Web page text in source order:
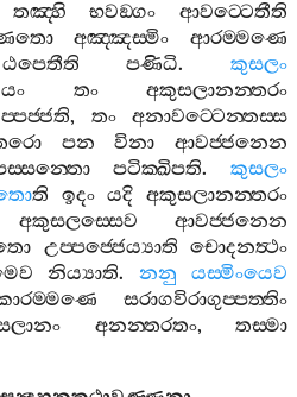
තඤ‍්හි භවඞ‍්ගං
ආවට‍්ටෙතීති
අඤ‍්ඤස‍්මිං
ආරම‍්මණෙ
ඨපෙතීති පණිධි. කුසලං
යං තං
අකුසලානන‍්තරං
, තං
අනාවට‍්ටෙන‍්තස‍්ස
පන විනා
ආවජ‍්ජනෙන
පටික‍්ඛිපති. කුසලං
ති ඉදං යදි අකුසලානන‍්තරං
අකුසලස‍්සෙව
ආවජ‍්ජනෙන
උප‍්පජ‍්ජෙය්‍යාති චොදනත්‍ථං
නිය්‍යාති. නනු
යස‍්මිංයෙව
සරාගවිරාගුප‍්පත‍්තිං
අනන‍්තරතං, තස‍්මා